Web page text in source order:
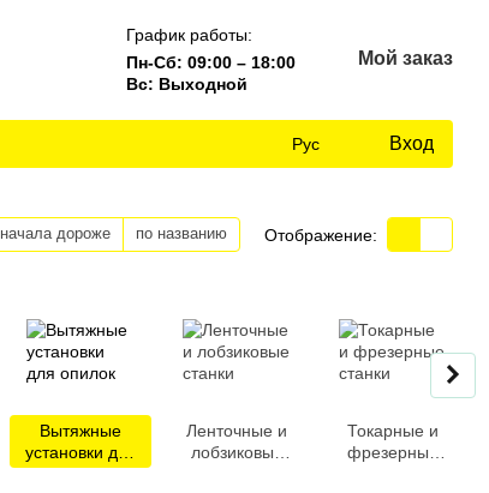
График работы:
Пн-Сб: 09:00 – 18:00
Вс: Выходной
Мой заказ
Рус Вход
дороже по названию Отображение:
Вытяжные
установки для
опилок
Ленточные и
лобзиковые
Токарные и
фрезерные